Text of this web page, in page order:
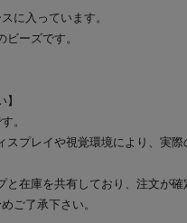
に入っています。
ーズです。
。
スプレイや視覚環境により、実際
と在庫を共有しており、注文が
ご了承下さい。